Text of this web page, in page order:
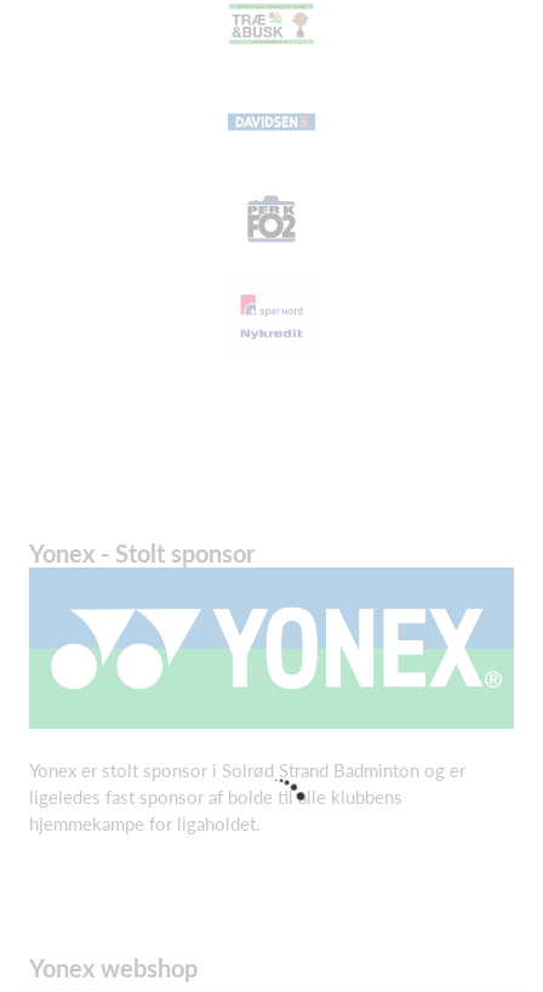
Yonex - Stolt sponsor
Yonex er stolt sponsor i Solrød Strand Badminton og er
ligeledes fast sponsor af bolde til alle klubbens
hjemmekampe for ligaholdet.
Yonex webshop